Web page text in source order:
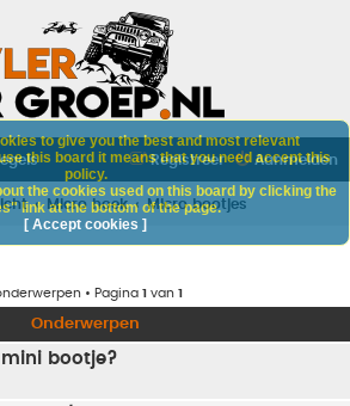
Aanmelden
Registreer
Micro hoek Micro bootjes
• Pagina 1 van 1
Onderwerpen
bootje?
to give you the best and most relevant
this board it means that you need accept this
policy.
the cookies used on this board by clicking the
link at the bottom of the page.
[ Accept cookies ]